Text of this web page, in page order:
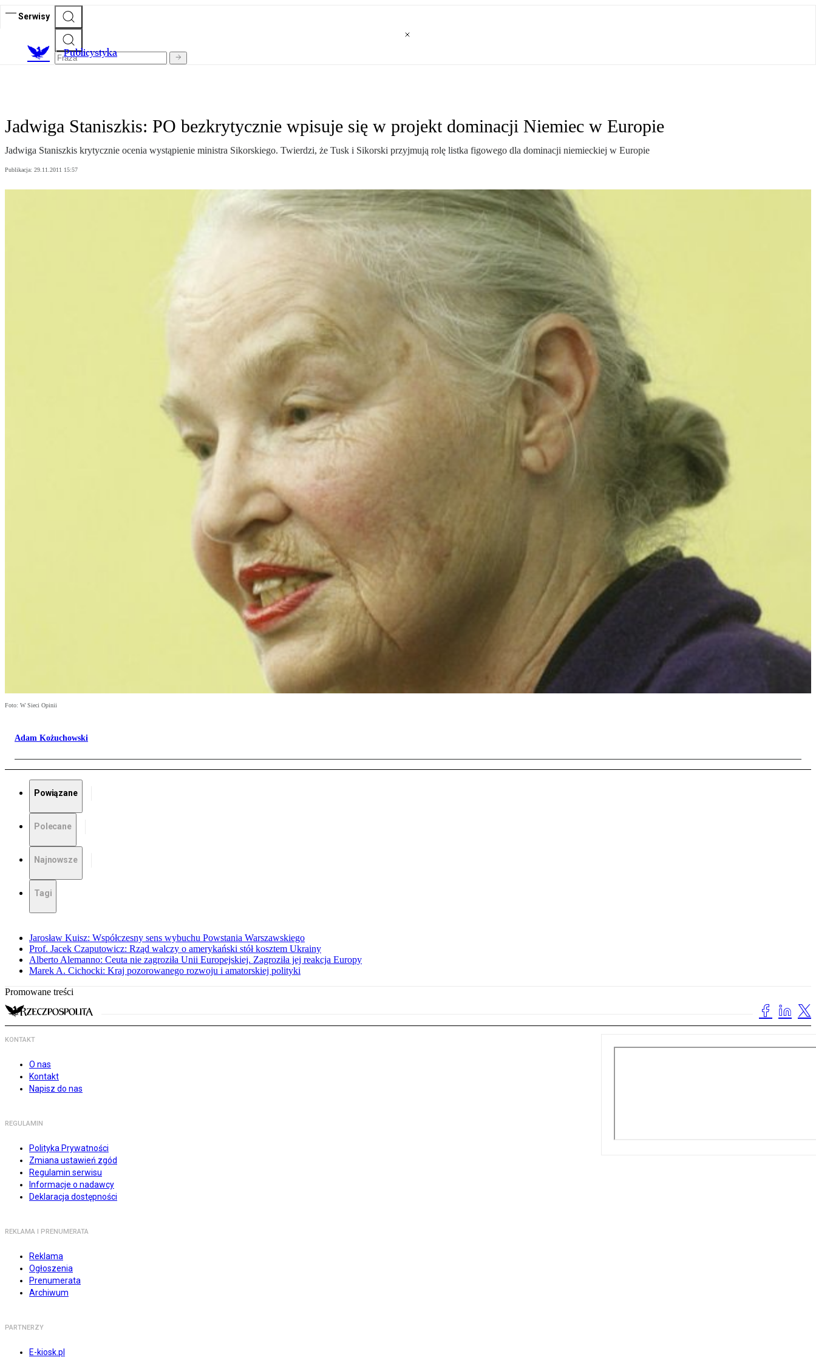
Serwisy
Publicystyka
Jadwiga Staniszkis: PO bezkrytycznie wpisuje się w projekt dominacji Niemiec w Europie
Jadwiga Staniszkis krytycznie ocenia wystąpienie ministra Sikorskiego. Twierdzi, że Tusk i Sikorski przyjmują rolę listka figowego dla dominacji niemieckiej w Europie
Publikacja: 29.11.2011 15:57
Foto: W Sieci Opinii
Adam Kożuchowski
Powiązane
Polecane
Najnowsze
Tagi
Jarosław Kuisz: Współczesny sens wybuchu Powstania Warszawskiego
Prof. Jacek Czaputowicz: Rząd walczy o amerykański stół kosztem Ukrainy
Alberto Alemanno: Ceuta nie zagroziła Unii Europejskiej. Zagroziła jej reakcja Europy
Marek A. Cichocki: Kraj pozorowanego rozwoju i amatorskiej polityki
Promowane treści
KONTAKT
O nas
Kontakt
Napisz do nas
REGULAMIN
Polityka Prywatności
Zmiana ustawień zgód
Regulamin serwisu
Informacje o nadawcy
Deklaracja dostępności
REKLAMA I PRENUMERATA
Reklama
Ogłoszenia
Prenumerata
Archiwum
PARTNERZY
E-kiosk.pl